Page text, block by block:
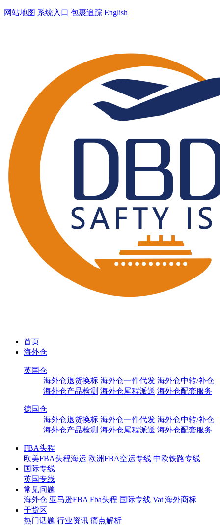
网站地图 系统入口 包裹追踪 English
首页
海外仓
英国仓
海外仓退货换标 海外仓一件代发 海外仓中转/补仓
海外仓产品检测 海外仓尾程派送 海外仓配套服务
德国仓
海外仓退货换标 海外仓一件代发 海外仓中转/补仓
海外仓产品检测 海外仓尾程派送 海外仓配套服务
FBA头程
欧美FBA头程海运 欧洲FBA空运专线 中欧铁路专线
国际专线
英国专线
常见问题
海外仓 亚马逊FBA Fba头程 国际专线 Vat 海外商标
干货区
热门话题 行业资讯 痛点解析